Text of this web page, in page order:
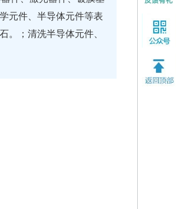
元件、半导体元件等表
。；清洗半导体元件、